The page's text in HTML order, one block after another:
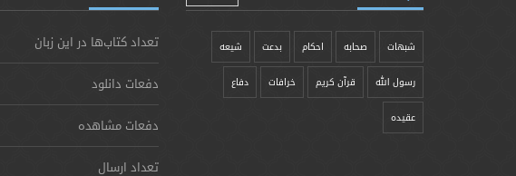
شبهات صحابه احکام بدعت شیعه
رسول الله قرآن کریم خرافات دفاع
عقیده
تعداد کتاب‌ها در این زبان
دفعات دانلود
دفعات مشاهده
تعداد ارسال